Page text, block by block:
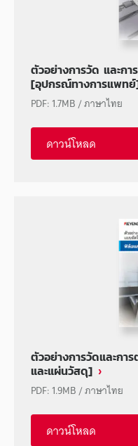
ตัวอย่างการวัด และก
[อุปกรณ์ทางการแพท
PDF: 1.7MB/ภาษาไทย
ดาวน์โหลด
ตัวอย่างการวัดและก
และแผ่นวัสดุ]
PDF: 1.9MB/ภาษาไทย
ดาวน์โหลด